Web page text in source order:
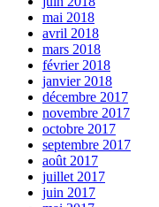
mai 2018
avril 2018
mars 2018
février 2018
janvier 2018
décembre 2017
novembre 2017
octobre 2017
septembre 2017
août 2017
juillet 2017
juin 2017